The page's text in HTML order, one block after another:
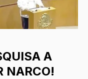
A
NARCO!